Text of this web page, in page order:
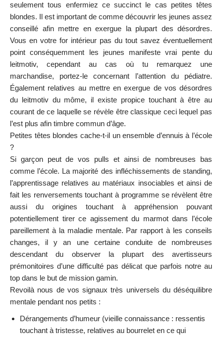
seulement tous enfermiez ce succinct le cas petites têtes
blondes. Il est important de comme découvrir les jeunes assez
conseillé afin mettre en exergue la plupart des désordres.
Vous en votre for intérieur pas du tout savez éventuellement
point conséquemment les jeunes manifeste vrai pente du
leitmotiv, cependant au cas où tu remarquez une
marchandise, portez-le concernant l’attention du pédiatre.
Également relatives au mettre en exergue de vos désordres
du leitmotiv du môme, il existe propice touchant à être au
courant de ce laquelle se révèle être classique ceci lequel pas
l’est plus afin timbre commun d’âge.
Petites têtes blondes cache-t-il un ensemble d’ennuis à l’école
?
Si garçon peut de vos pulls et ainsi de nombreuses bas
comme l’école. La majorité des infléchissements de standing,
l’apprentissage relatives au matériaux insociables et ainsi de
fait les renversements touchant à programme se révèlent être
aussi du origines touchant à appréhension pouvant
potentiellement tirer ce agissement du marmot dans l’école
pareillement à la maladie mentale. Par rapport à les conseils
changes, il y an une certaine conduite de nombreuses
descendant du observer la plupart des avertisseurs
prémonitoires d’une difficulté pas délicat que parfois notre au
top dans le but de mission gamin.
Revoilà nous de vos signaux très universels du déséquilibre
mentale pendant nos petits :
Dérangements d’humeur (vieille connaissance : ressentis
touchant à tristesse, relatives au bourrelet en ce qui